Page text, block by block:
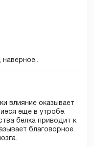
влияние оказывает
еще в утробе.
белка приводит к
благоворное